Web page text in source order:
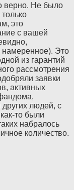
верно. Не было
это
с вашей
Это
из гарантий
рассмотрения
заявки
активных
людей, с
то были
набралось
количество.